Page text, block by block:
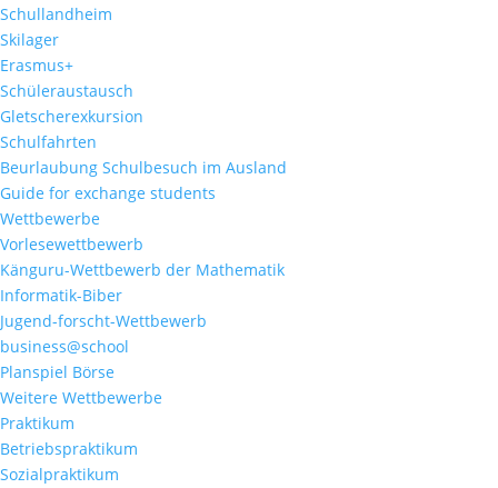
Schullandheim
Skilager
Erasmus+
Schüleraustausch
Gletscherexkursion
Schulfahrten
Beurlaubung Schulbesuch im Ausland
Guide for exchange students
Wettbewerbe
Vorlesewettbewerb
Känguru-Wettbewerb der Mathematik
Informatik-Biber
Jugend-forscht-Wettbewerb
business@school
Planspiel Börse
Weitere Wettbewerbe
Praktikum
Betriebspraktikum
Sozialpraktikum